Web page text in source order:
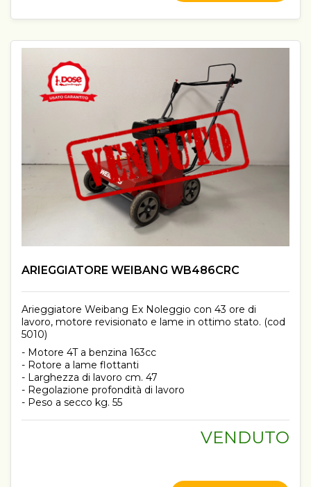
ARIEGGIATORE WEIBANG WB486CRC
Arieggiatore Weibang Ex Noleggio con 43 ore di
lavoro, motore revisionato e lame in ottimo stato. (cod
5010)
- Motore 4T a benzina 163cc
- Rotore a lame flottanti
- Larghezza di lavoro cm. 47
- Regolazione profondità di lavoro
- Peso a secco kg. 55
VENDUTO